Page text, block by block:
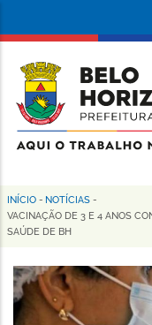
conteúdo
principal
da
Prefeitura
de
Horizonte
Trilha
de
navegação
INÍCIO - NOTÍCIAS -
VACINAÇÃO DE 3 E 4 ANOS
SAÚDE DE BH